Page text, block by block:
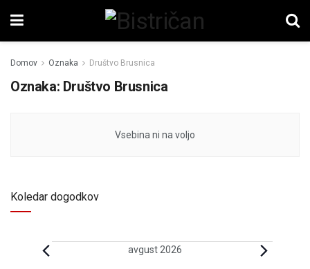
Domov Oznaka Društvo Brusnica
Oznaka: Društvo Brusnica
Vsebina ni na voljo
Koledar dogodkov
avgust 2026